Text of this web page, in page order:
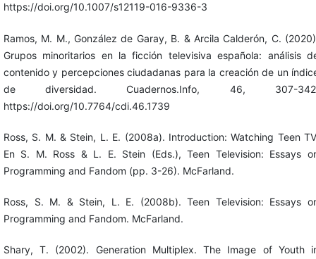
https://doi.org/10.1007/s12119-016-9336-3
Ramos, M. M., González de Garay, B. & Arcila Calderón, C.
Grupos minoritarios en la ficción televisiva española: análisis
contenido y percepciones ciudadanas para la creación de un
de diversidad. Cuadernos.Info, 46, 307-
https://doi.org/10.7764/cdi.46.1739
Ross, S. M. & Stein, L. E. (2008a). Introduction: Watching Teen
En S. M. Ross & L. E. Stein (Eds.), Teen Television: Essays
Programming and Fandom (pp. 3-26). McFarland.
Ross, S. M. & Stein, L. E. (2008b). Teen Television: Essays
Programming and Fandom. McFarland.
Shary, T. (2002). Generation Multiplex. The Image of Youth